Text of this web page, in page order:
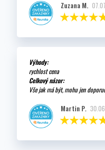
Zuzana M.
Výhody:
rychlost cena
Celkový názor:
Vše jak má být, mohu jen
Martin P.